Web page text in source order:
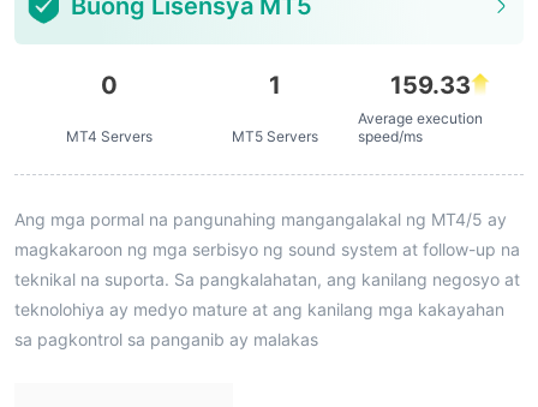
Buong Lisensya MT5
0
MT4 Servers
1
MT5 Servers
159.33
Average execution
speed/ms
Ang mga pormal na pangunahing mangangalakal ng MT4/5 ay
magkakaroon ng mga serbisyo ng sound system at follow-up na
teknikal na suporta. Sa pangkalahatan, ang kanilang negosyo at
teknolohiya ay medyo mature at ang kanilang mga kakayahan
sa pagkontrol sa panganib ay malakas